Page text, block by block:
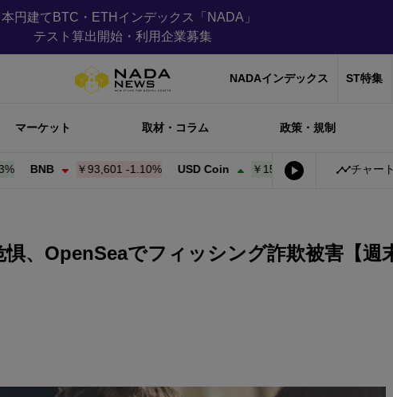
本円建てBTC・ETHインデックス「NADA」
テスト算出開始・利用企業募集
NADAインデックス ST特集
マーケット 取材・コラム 政策・規制
￥93,601-1.10% USD Coin ￥159.10+ 0.00% Bitcoinチャート
、OpenSeaでフィッシング詐欺被害【週